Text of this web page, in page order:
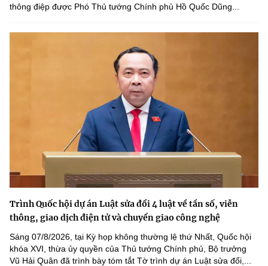
thông điệp được Phó Thủ tướng Chính phủ Hồ Quốc Dũng...
Trình Quốc hội dự án Luật sửa đổi 4 luật về tần số, viễn
thông, giao dịch điện tử và chuyển giao công nghệ
Sáng 07/8/2026, tại Kỳ họp không thường lệ thứ Nhất, Quốc hội
khóa XVI, thừa ủy quyền của Thủ tướng Chính phủ, Bộ trưởng
Vũ Hải Quân đã trình bày tóm tắt Tờ trình dự án Luật sửa đổi,...